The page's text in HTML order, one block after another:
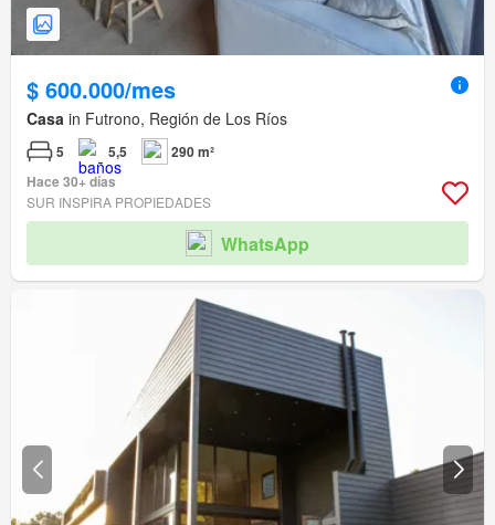
$ 600.000/mes
Casa in Futrono, Región de Los Ríos
5 5,5
290 m²
Hace 30+ días
SUR INSPIRA PROPIEDADES
WhatsApp